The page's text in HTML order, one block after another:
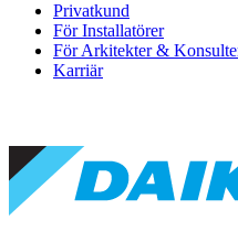
Privatkund
För Installatörer
För Arkitekter &
Karriär